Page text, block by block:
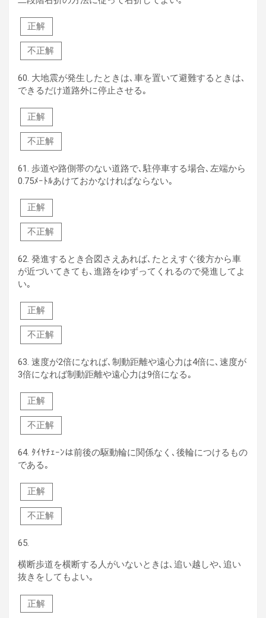
正解
不正解
60. 大地震が発生したときは､車を置いて避難するときは､
できるだけ道路外に停止させる｡
正解
不正解
61. 歩道や路側帯のない道路で､駐停車する場合､左端から
0.75ﾒｰﾄﾙあけておかなければならない｡
正解
不正解
62. 発進するとき合図さえあれば､たとえすぐ後方から車
が近づいてきても､進路をゆずってくれるので発進してよ
い｡
正解
不正解
63. 速度が2倍になれば､制動距離や遠心力は4倍に､速度が
3倍になれば制動距離や遠心力は9倍になる｡
正解
不正解
64. ﾀｲﾔﾁｪｰﾝは前後の駆動輪に関係なく､後輪につけるもの
である｡
正解
不正解
65.
横断歩道を横断する人がいないときは､追い越しや､追い
抜きをしてもよい｡
正解